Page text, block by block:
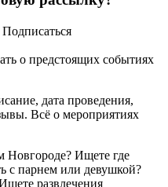
Подписаться
о предстоящих событиях
дата проведения,
Всё о мероприятиях
Новгороде? Ищете где
с парнем или девушкой?
развлечения